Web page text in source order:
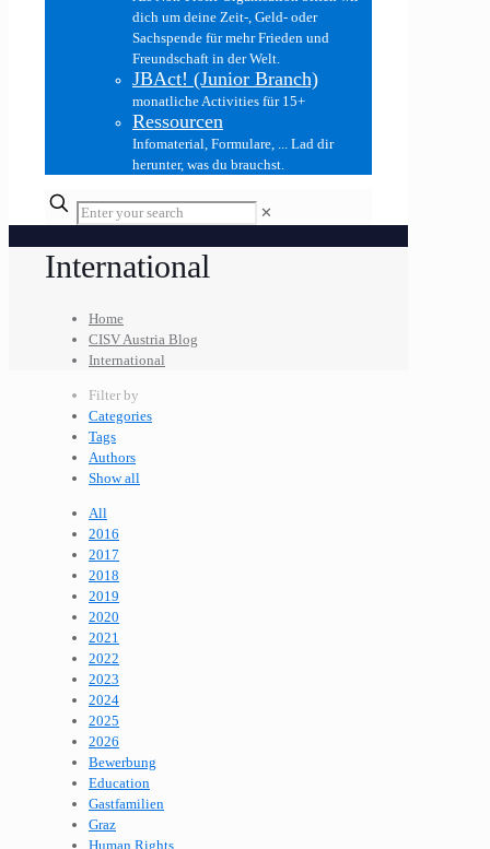
dich um deine Zeit-, Geld- oder
Sachspende für mehr Frieden und
Freundschaft in der Welt.
JBAct! (Junior Branch)
monatliche Activities für 15+
Ressourcen
Infomaterial, Formulare, ... Lad dir
herunter, was du brauchst.
✕
International
Home
CISV Austria Blog
International
Filter by
Categories
Tags
Authors
Show all
All
2016
2017
2018
2019
2020
2021
2022
2023
2024
2025
2026
Bewerbung
Education
Gastfamilien
Graz
Human Rights